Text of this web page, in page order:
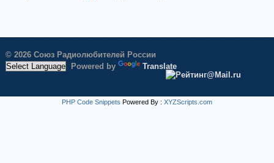
© 2026 Союз Радиолюбителей России
Powered by
Translate
PHP Code Snippets Powered By : XYZScripts.com